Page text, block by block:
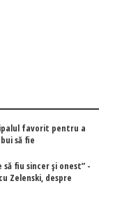
favorit pentru a
să fie
să fiu sincer și onest” -
Zelenski, despre